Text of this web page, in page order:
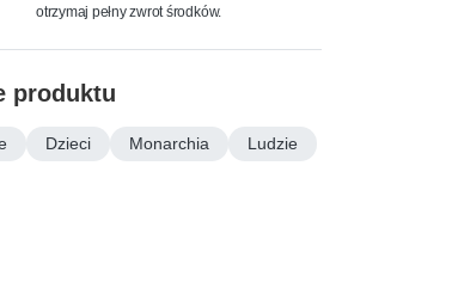
otrzymaj pełny zwrot środków.
produktu
Dzieci Monarchia Ludzie